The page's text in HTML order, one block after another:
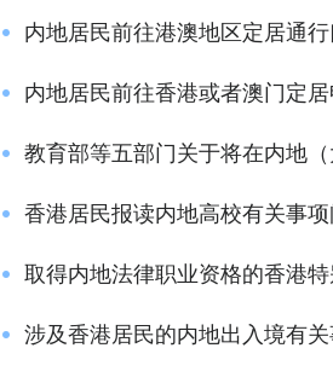
内地居民前往港澳地区定居通
香港居民报读内地高校有关事